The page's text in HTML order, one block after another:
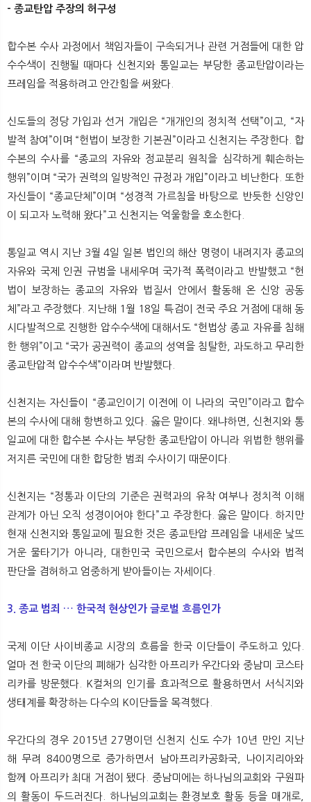
- 종교탄압 주장의 허구성
합수본 수사 과정에서 책임자들이 구속되거나 관련 거점들에 대한 압
수수색이 진행될 때마다 신천지와 통일교는 부당한 종교탄압이라는
프레임을 적용하려고 안간힘을 써왔다.
신도들의 정당 가입과 선거 개입은 “개개인의 정치적 선택”이고, “자
발적 참여”이며 “헌법이 보장한 기본권”이라고 신천지는 주장한다. 합
수본의 수사를 “종교의 자유와 정교분리 원칙을 심각하게 훼손하는
행위”이며 “국가 권력의 일방적인 규정과 개입”이라고 비난한다. 또한
자신들이 “종교단체”이며 “성경적 가르침을 바탕으로 반듯한 신앙인
이 되고자 노력해 왔다”고 신천지는 억울함을 호소한다.
통일교 역시 지난 3월 4일 일본 법인의 해산 명령이 내려지자 종교의
자유와 국제 인권 규범을 내세우며 국가적 폭력이라고 반발했고 “헌
법이 보장하는 종교의 자유와 법질서 안에서 활동해 온 신앙 공동
체”라고 주장했다. 지난해 1월 18일 특검이 전국 주요 거점에 대해 동
시다발적으로 진행한 압수수색에 대해서도 “헌법상 종교 자유를 침해
한 행위”이고 “국가 공권력이 종교의 성역을 침탈한, 과도하고 무리한
종교탄압적 압수수색”이라며 반발했다.
신천지는 자신들이 “종교인이기 이전에 이 나라의 국민”이라고 합수
본의 수사에 대해 항변하고 있다. 옳은 말이다. 왜냐하면, 신천지와 통
일교에 대한 합수본 수사는 부당한 종교탄압이 아니라 위법한 행위를
저지른 국민에 대한 합당한 범죄 수사이기 때문이다.
신천지는 “정통과 이단의 기준은 권력과의 유착 여부나 정치적 이해
관계가 아닌 오직 성경이어야 한다”고 주장한다. 옳은 말이다. 하지만
현재 신천지와 통일교에 필요한 것은 종교탄압 프레임을 내세운 낯뜨
거운 물타기가 아니라, 대한민국 국민으로서 합수본의 수사와 법적
판단을 겸허하고 엄중하게 받아들이는 자세이다.
3. 종교 범죄 … 한국적 현상인가 글로벌 흐름인가
국제 이단 사이비종교 시장의 흐름을 한국 이단들이 주도하고 있다.
얼마 전 한국 이단의 폐해가 심각한 아프리카 우간다와 중남미 코스타
리카를 방문했다. K컬처의 인기를 효과적으로 활용하면서 서식지와
생태계를 확장하는 다수의 K이단들을 목격했다.
우간다의 경우 2015년 27명이던 신천지 신도 수가 10년 만인 지난
해 무려 8400명으로 증가하면서 남아프리카공화국, 나이지리아와
함께 아프리카 최대 거점이 됐다. 중남미에는 하나님의교회와 구원파
의 활동이 두드러진다. 하나님의교회는 환경보호 활동 등을 매개로,